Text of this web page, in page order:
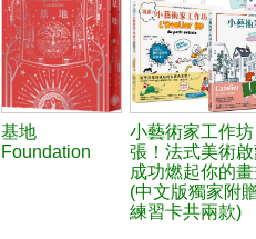
基地
Foundation
小藝術家工作
張！法式美術
成功燃起你的
(中文版獨家附
練習卡共兩款)